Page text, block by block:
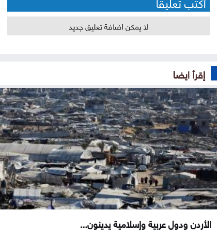
لا يمكن اضافة تعليق جديد
إقرأ ايضا
الأردن ودول عربية وإسلامية يدينون...